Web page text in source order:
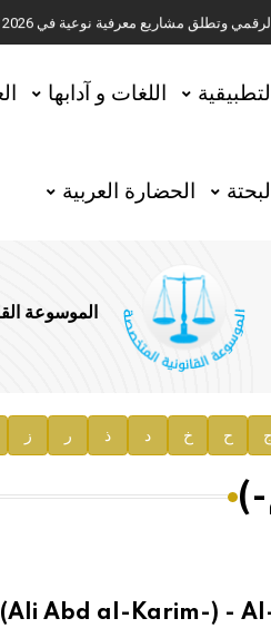
وتطلق مشاريع معرفية نوعية في 2026
2025
الموسوعة العربية
في سورية
جديدة في عام 2026
اللغات و آدابها
الحضارة العربية
الموسوعة
ج ح خ د ذ ر ز
)
Abd al-Karim-) -